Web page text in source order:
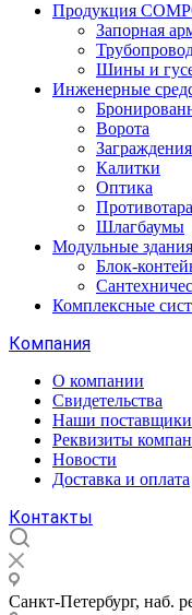
Продукция
Запорная
Шины и
Инженерные
Ворота
Заграждения
Калитки
Оптика
Шлагбаумы
Модульные
Блок-
Комплексные
Компания
О компании
Свидетельства
Наши поставщики
Реквизиты
Новости
Доставка и оплата
Контакты
Санкт-Петербург, наб.